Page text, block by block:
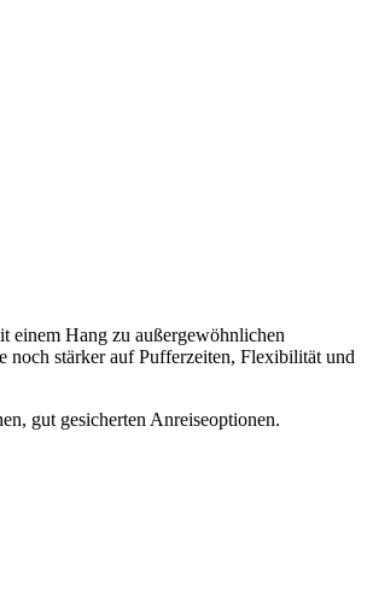
einem Hang zu außergewöhnlichen
noch stärker auf Pufferzeiten, Flexibilität und
gut gesicherten Anreiseoptionen.